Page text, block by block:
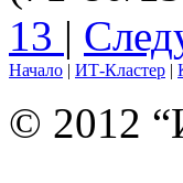
13 |
Начало | ИТ-Кластер |
© 2012